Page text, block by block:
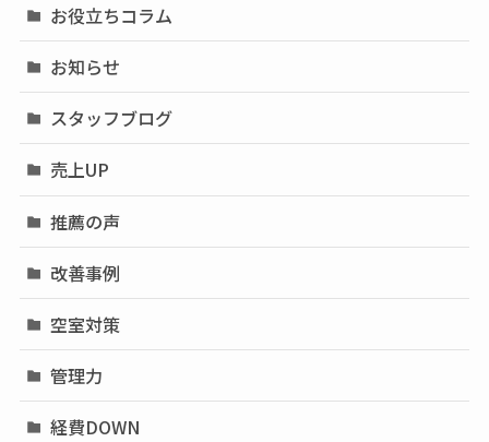
お役立ちコラム
お知らせ
スタッフブログ
売上UP
推薦の声
改善事例
空室対策
管理力
経費DOWN